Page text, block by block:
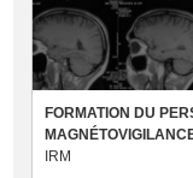
FORMATION DU
IRM